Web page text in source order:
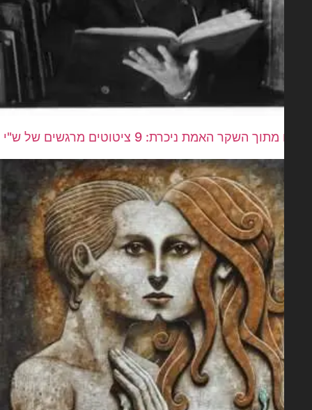
אפילו מתוך השקר האמת ניכרת: 9 ציטוטים מרגשים של ש"י